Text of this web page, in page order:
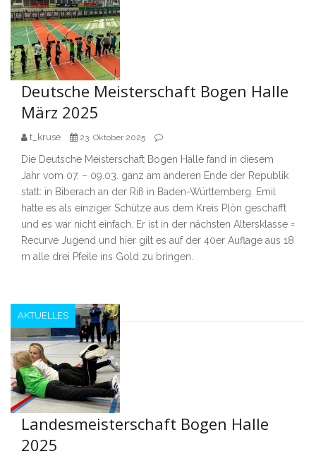
Deutsche Meisterschaft Bogen Halle
März 2025
t_kruse 23. Oktober 2025
Die Deutsche Meisterschaft Bogen Halle fand in diesem
Jahr vom 07. – 09.03. ganz am anderen Ende der Republik
statt: in Biberach an der Riß in Baden-Württemberg. Emil
hatte es als einziger Schütze aus dem Kreis Plön geschafft
und es war nicht einfach. Er ist in der nächsten Altersklasse =
Recurve Jugend und hier gilt es auf der 40er Auflage aus 18
m alle drei Pfeile ins Gold zu bringen.
AKTUELLES
Landesmeisterschaft Bogen Halle
2025